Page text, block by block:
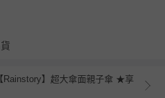
Rainstory】超大傘面親子傘 ★享